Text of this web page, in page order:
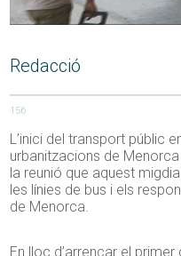
Redacció
156
L’inici del transport públic
urbanitzacions de Menorca
la reunió que aquest
les línies de bus i els
de Menorca.
En lloc d’arrencar el